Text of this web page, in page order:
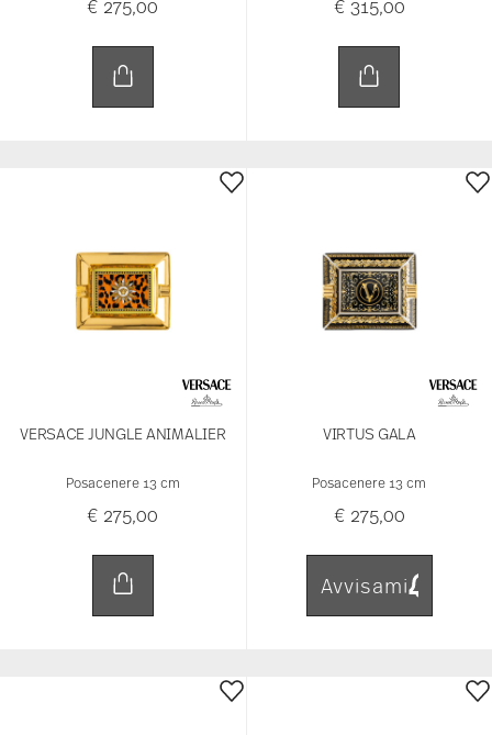
€ 275,00 € 315,00
VERSACE JUNGLE ANIMALIER
Posacenere 13 cm
€ 275,00
VIRTUS GALA
Posacenere 13 cm
€ 275,00
Avvisami